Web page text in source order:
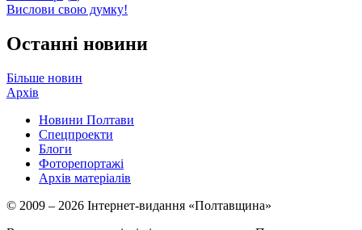
Вислови свою думку!
Останні новини
Більше новин
Архів
Новини Полтави
Спецпроекти
Блоги
Фоторепортажі
Архів матеріалів
© 2009 – 2026 Інтернет-видання «Полтавщина»